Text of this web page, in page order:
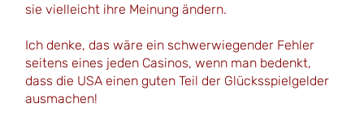
sie vielleicht ihre Meinung ändern.
Ich denke, das wäre ein schwerwiegender Fehler
seitens eines jeden Casinos, wenn man bedenkt,
dass die USA einen guten Teil der Glücksspielgelder
ausmachen!